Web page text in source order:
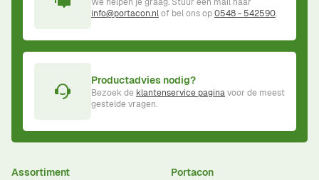
info@portacon.nlof bel ons op0548 - 542590.
Productadvies nodig?
Bezoek de klantenservice paginavoor de meest
gestelde vragen.
Assortiment
Portacon